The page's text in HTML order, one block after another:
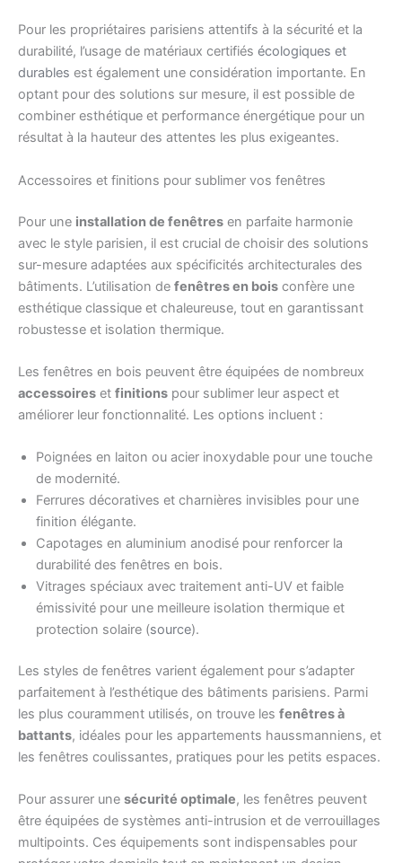
Pour les propriétaires parisiens attentifs à la sécurité et la
durabilité, l’usage de matériaux certifiés écologiques et
durables est également une considération importante. En
optant pour des solutions sur mesure, il est possible de
combiner esthétique et performance énergétique pour un
résultat à la hauteur des attentes les plus exigeantes.
Accessoires et finitions pour sublimer vos fenêtres
Pour une installation de fenêtres en parfaite harmonie
avec le style parisien, il est crucial de choisir des solutions
sur-mesure adaptées aux spécificités architecturales des
bâtiments. L’utilisation de fenêtres en bois confère une
esthétique classique et chaleureuse, tout en garantissant
robustesse et isolation thermique.
Les fenêtres en bois peuvent être équipées de nombreux
accessoires et finitions pour sublimer leur aspect et
améliorer leur fonctionnalité. Les options incluent :
Poignées en laiton ou acier inoxydable pour une touche
de modernité.
Ferrures décoratives et charnières invisibles pour une
finition élégante.
Capotages en aluminium anodisé pour renforcer la
durabilité des fenêtres en bois.
Vitrages spéciaux avec traitement anti-UV et faible
émissivité pour une meilleure isolation thermique et
protection solaire (source).
Les styles de fenêtres varient également pour s’adapter
parfaitement à l’esthétique des bâtiments parisiens. Parmi
les plus couramment utilisés, on trouve les fenêtres à
battants, idéales pour les appartements haussmanniens, et
les fenêtres coulissantes, pratiques pour les petits espaces.
Pour assurer une sécurité optimale, les fenêtres peuvent
être équipées de systèmes anti-intrusion et de verrouillages
multipoints. Ces équipements sont indispensables pour